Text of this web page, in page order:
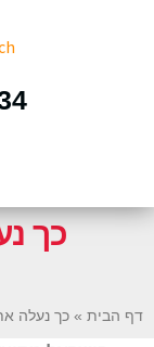
כך
דף הבית » כך נעלה